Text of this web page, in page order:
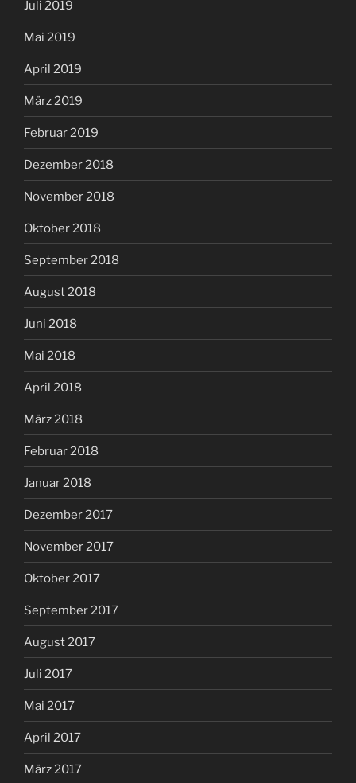
Juli 2019
Mai 2019
April 2019
März 2019
Februar 2019
Dezember 2018
November 2018
Oktober 2018
September 2018
August 2018
Juni 2018
Mai 2018
April 2018
März 2018
Februar 2018
Januar 2018
Dezember 2017
November 2017
Oktober 2017
September 2017
August 2017
Juli 2017
Mai 2017
April 2017
März 2017